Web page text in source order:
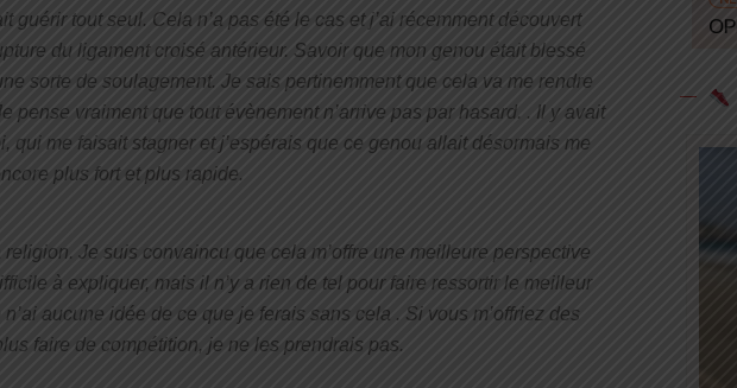
guérir tout seul. Cela n’a pas été le cas et j’ai récemment découvert
du ligament croisé antérieur. Savoir que mon genou était blessé
sorte de soulagement. Je sais pertinemment que cela va me rendre
pense vraiment que tout évènement n’arrive pas par hasard. . Il y avait
qui me faisait stagner et j’espérais que ce genou allait désormais me
plus fort et plus rapide.
religion. Je suis convaincu que cela m’offre une meilleure perspective
à expliquer, mais il n’y a rien de tel pour faire ressortir le meilleur
n’ai aucune idée de ce que je ferais sans cela . Si vous m’offriez des
faire de compétition, je ne les prendrais pas.